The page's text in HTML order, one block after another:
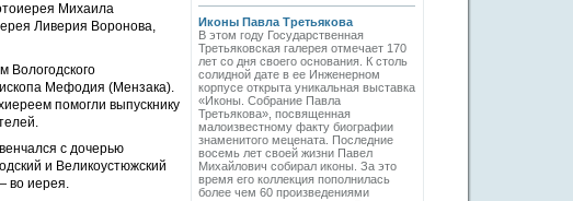
Михаила
Ливерия Воронова,
Вологодского
Мефодия (Мензака).
помогли выпускнику
с дочерью
и Великоустюжский
во иерея.
Иконы Павла Третьякова
В этом году Государственная
Третьяковская галерея отмечает 170
лет со дня своего основания. К столь
солидной дате в ее Инженерном
корпусе открыта уникальная выставка
«Иконы. Собрание Павла
Третьякова», посвященная
малоизвестному факту биографии
знаменитого мецената. Последние
восемь лет своей жизни Павел
Михайлович собирал иконы. За это
время его коллекция пополнилась
более чем 60 произведениями